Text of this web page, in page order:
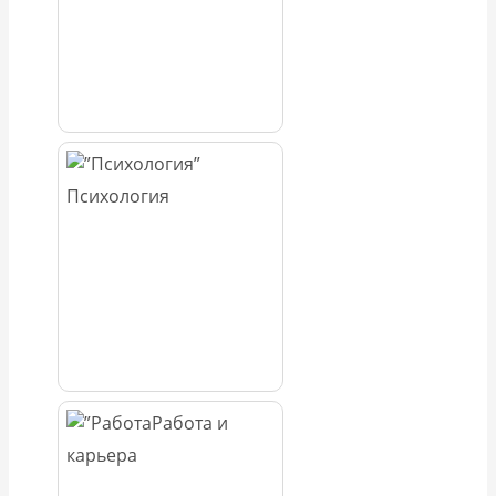
Психология
Работа и
карьера